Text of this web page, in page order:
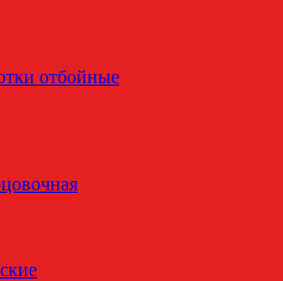
отбойные